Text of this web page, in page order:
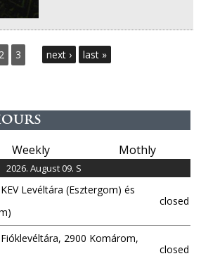
2 3 next › last »
Weekly Mothly
2026. August 09. S
Levéltára (Esztergom) és
closed
2900 Komárom,
closed